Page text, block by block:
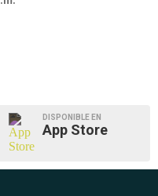
DISPONIBLE EN
App Store